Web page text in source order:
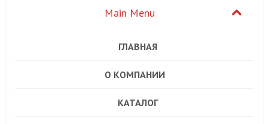
ГЛАВНАЯ
О КОМПАНИИ
КАТАЛОГ